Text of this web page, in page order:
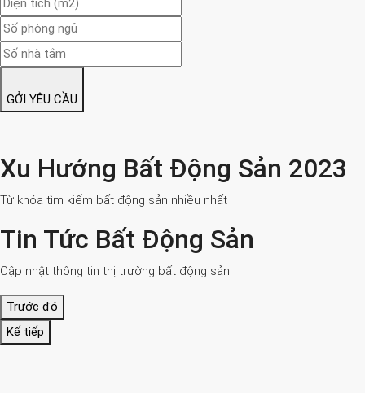
GỞI YÊU CẦU
Xu Hướng Bất Động Sản 2023
Từ khóa tìm kiếm bất động sản nhiều nhất
Tin Tức Bất Động Sản
Cập nhật thông tin thị trường bất động sản
Trước đó
Kế tiếp